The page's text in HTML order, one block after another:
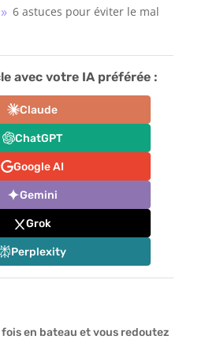
9 6 astuces pour éviter le mal
avec votre IA préférée :
Claude
ChatGPT
Google AI
Gemini
Grok
Perplexity
en bateau et vous redoutez